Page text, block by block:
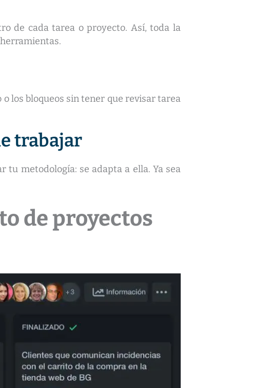
de cada tarea o proyecto. Así, toda la
los bloqueos sin tener que revisar tarea
trabajar
tu metodología: se adapta a ella. Ya sea
de proyectos